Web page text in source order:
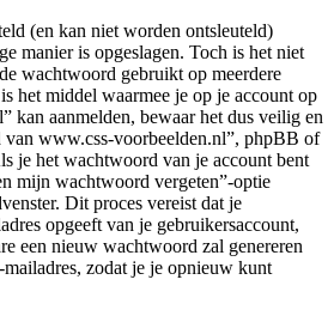
(en kan niet worden ontsleuteld)
manier is opgeslagen. Toch is het niet
wachtwoord gebruikt op meerdere
het middel waarmee je op je account op
kan aanmelden, bewaar het dus veilig en
van www.css-voorbeelden.nl”, phpBB of
je het wachtwoord van je account bent
mijn wachtwoord vergeten”-optie
Dit proces vereist dat je
opgeeft van je gebruikersaccount,
een nieuw wachtwoord zal genereren
mailadres, zodat je je opnieuw kunt